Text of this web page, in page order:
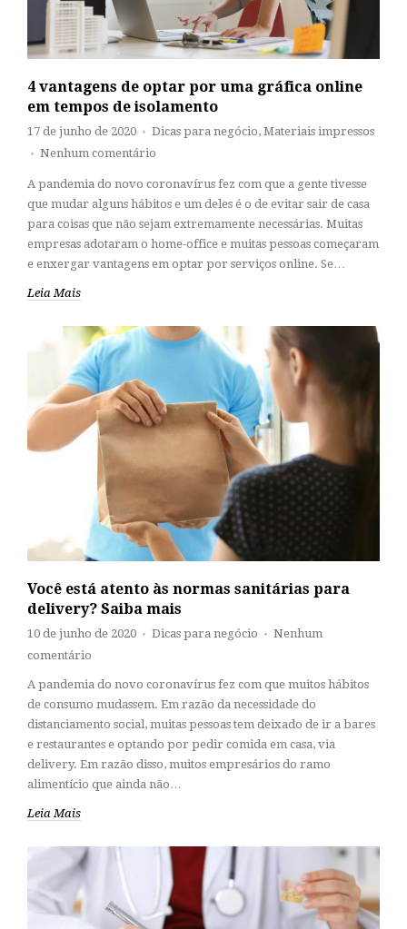
4 vantagens de optar por uma gráfica online
em tempos de isolamento
17 de junho de 2020 ♦ Dicas para negócio, Materiais impressos
♦ Nenhum comentário
A pandemia do novo coronavírus fez com que a gente tivesse
que mudar alguns hábitos e um deles é o de evitar sair de casa
para coisas que não sejam extremamente necessárias. Muitas
empresas adotaram o home-office e muitas pessoas começaram
e enxergar vantagens em optar por serviços online. Se…
Leia Mais
Você está atento às normas sanitárias para
delivery? Saiba mais
10 de junho de 2020 ♦ Dicas para negócio ♦
Nenhum
comentário
A pandemia do novo coronavírus fez com que muitos hábitos
de consumo mudassem. Em razão da necessidade do
distanciamento social, muitas pessoas tem deixado de ir a bares
e restaurantes e optando por pedir comida em casa, via
delivery. Em razão disso, muitos empresários do ramo
alimentício que ainda não…
Leia Mais